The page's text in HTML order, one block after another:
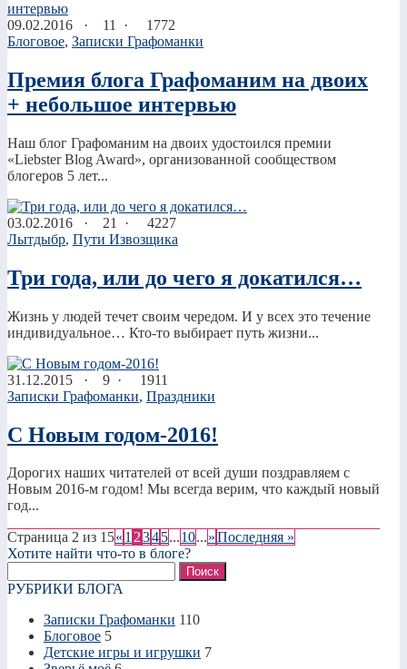
09.02.2016 · 11 ·
1772
Блоговое, Записки Графоманки
Премия блога Графоманим на двоих
+ небольшое интервью
Наш блог Графоманим на двоих удостоился премии
«Liebster Blog Award», организованной сообществом
блогеров 5 лет...
03.02.2016 · 21 ·
4227
Лытдыбр, Пути Извозщика
Три года, или до чего я докатился…
Жизнь у людей течет своим чередом. И у всех это течение
индивидуальное… Кто-то выбирает путь жизни...
31.12.2015 · 9 ·
1911
Записки Графоманки, Праздники
С Новым годом-2016!
Дорогих наших читателей от всей души поздравляем с
Новым 2016-м годом! Мы всегда верим, что каждый новый
год...
Страница 2 из 15« 12345...10...»Последняя »
Хотите найти что-то в блоге?
РУБРИКИ БЛОГА
Записки Графоманки 110
Блоговое 5
Детские игры и игрушки 7